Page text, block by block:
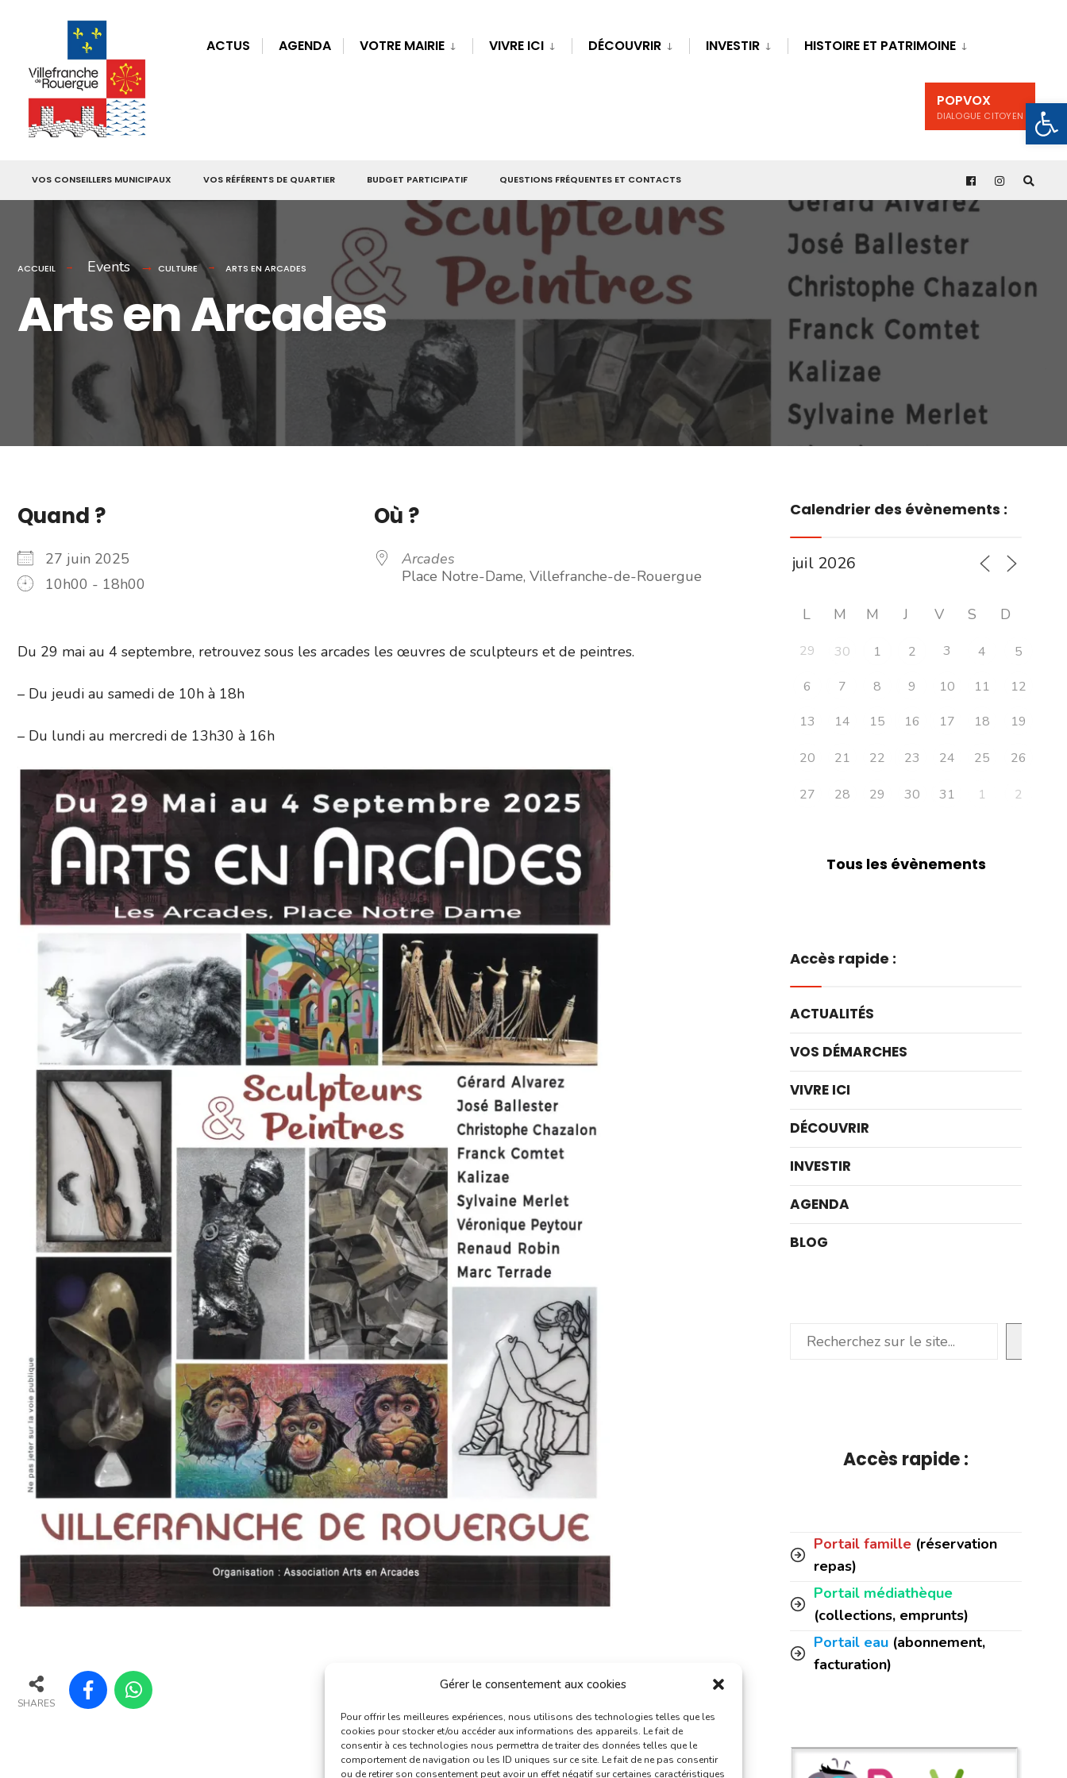
Gérer le consentement aux cookies
Pour offrir les meilleures expériences, nous utilisons des technologies telles que les
cookies pour stocker et/ou accéder aux informations des appareils. Le fait de
consentir à ces technologies nous permettra de traiter des données telles que le
comportement de navigation ou les ID uniques sur ce site. Le fait de ne pas consentir
ou de retirer son consentement peut avoir un effet négatif sur certaines caractéristiques
ACTUS AGENDA VOTRE MAIRIE VIVRE ICI DÉCOUVRIR INVESTIR HISTOIRE ET PATRIMOINE
POPVOX
DIALOGUE CITOYEN
VOS CONSEILLERS MUNICIPAUX VOS RÉFÉRENTS DE QUARTIER BUDGET PARTICIPATIF QUESTIONS FRÉQUENTES ET CONTACTS
ACCUEIL Events CULTURE ARTS EN ARCADES
Arts en Arcades
Quand ?
27 juin 2025
10h00 - 18h00
Où ?
Arcades
Place Notre-Dame, Villefranche-de-Rouergue
Du 29 mai au 4 septembre, retrouvez sous les arcades les œuvres de sculpteurs et de peintres.
– Du jeudi au samedi de 10h à 18h
– Du lundi au mercredi de 13h30 à 16h
SHARES
Calendrier des évènements :
L M M J V S D
29 30 1 2 3 4
5
6
7 8 9 10 11
12
13
14 15 16 17 18 19
20 21 22 23 24 25 26
27 28 29 30 31 1 2
Tous les évènements
Accès rapide :
ACTUALITÉS
VOS DÉMARCHES
VIVRE ICI
DÉCOUVRIR
INVESTIR
AGENDA
BLOG
Rechercher
Accès rapide :
Portail famille (réservation
repas)
Portail médiathèque
(collections, emprunts)
Portail eau (abonnement,
facturation)